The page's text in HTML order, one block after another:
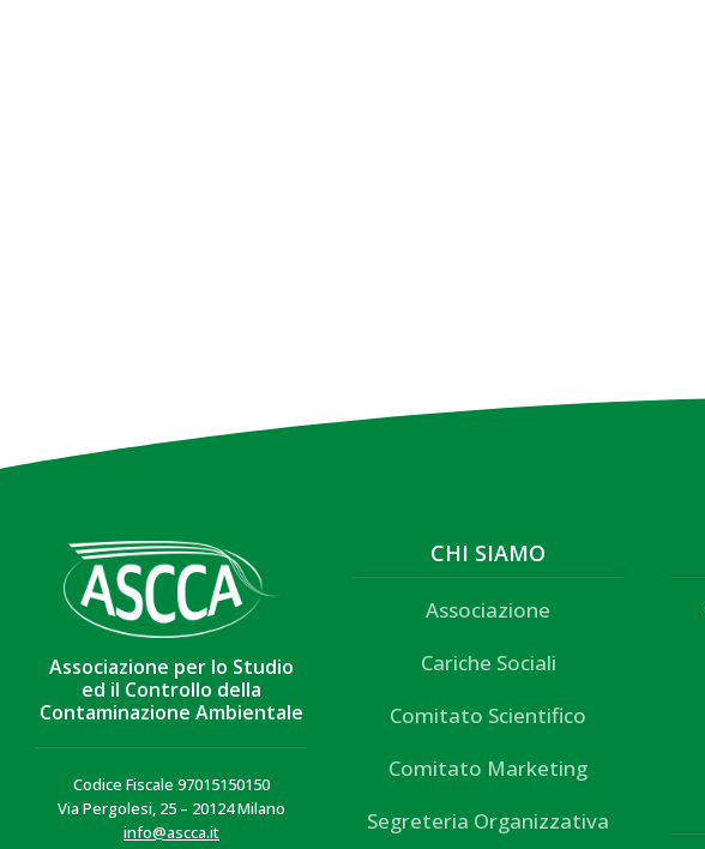
Associazione per lo Studio
ed il Controllo della
Contaminazione Ambientale
Codice Fiscale 97015150150
Via Pergolesi, 25 – 20124 Milano
info@ascca.it
CHI SIAMO
Associazione
Cariche Sociali
Comitato Scientifico
Comitato Marketing
Segreteria Organizzativa